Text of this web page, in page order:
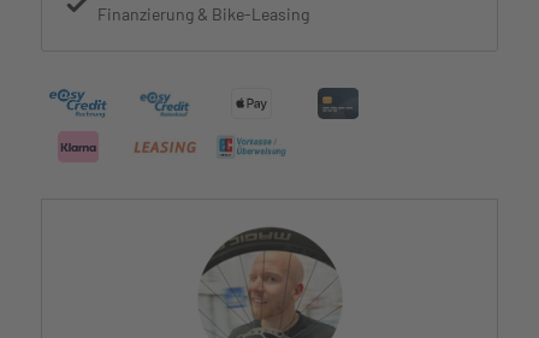
Finanzierung & Bike-Leasing